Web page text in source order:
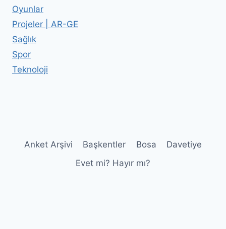
Oyunlar
Projeler | AR-GE
Sağlık
Spor
Teknoloji
Anket Arşivi Başkentler Bosa
Davetiye
Evet mi? Hayır mı?